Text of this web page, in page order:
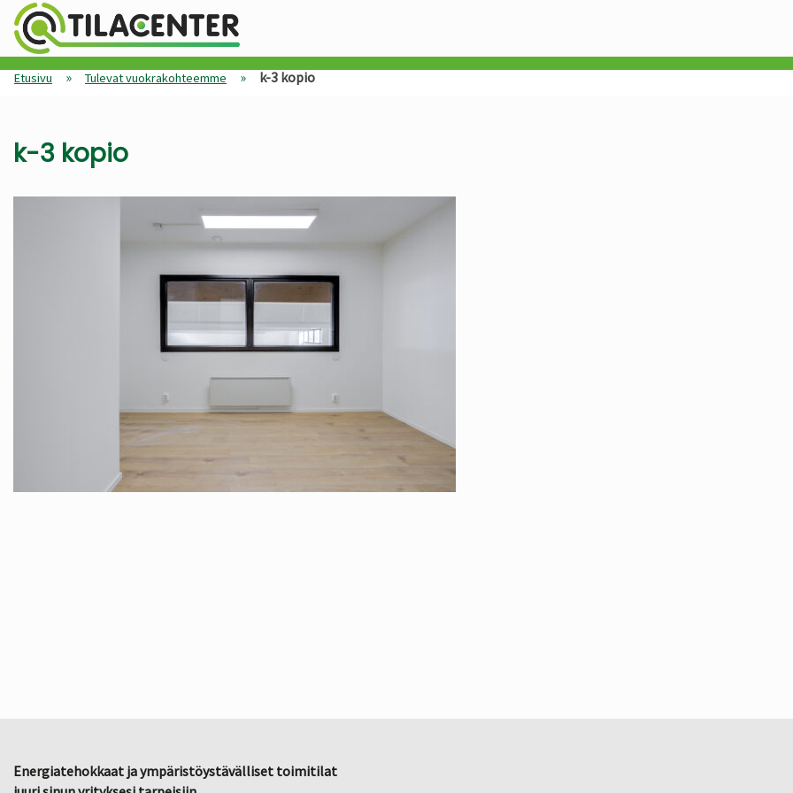
Etusivu » Tulevat vuokrakohteemme » k-3 kopio
k-3 kopio
Energiatehokkaat ja ympäristöystävälliset toimitilat